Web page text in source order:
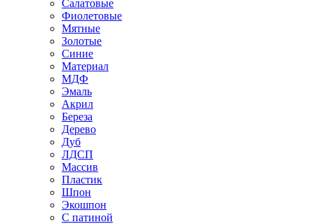
Салатовые
Фиолетовые
Мятные
Золотые
Синие
Материал
МДФ
Эмаль
Акрил
Береза
Дерево
Дуб
ЛДСП
Массив
Пластик
Шпон
Экошпон
С патиной